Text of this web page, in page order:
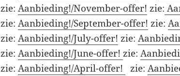
zie:Aanbieding!/November-offer! zie:
zie:Aanbieding!/September-offer! zie:
zie:Aanbieding!/July-offer! zie:
zie:Aanbieding!/June-offer!zie:
zie:Aanbieding!/April-offer! zie: